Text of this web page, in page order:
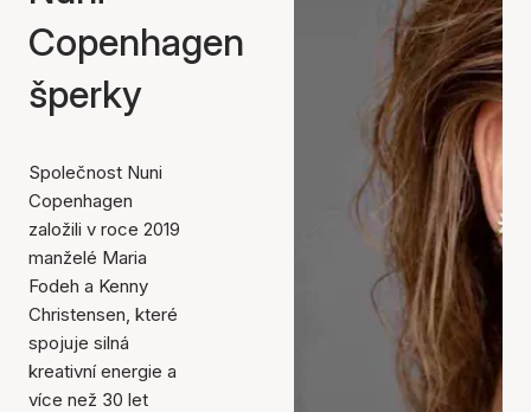
Copenhagen
šperky
Společnost Nuni
Copenhagen
založili v roce 2019
manželé Maria
Fodeh a Kenny
Christensen, které
spojuje silná
kreativní energie a
více než 30 let